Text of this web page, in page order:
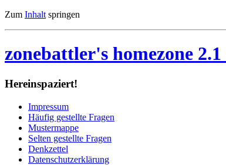
Zum Inhalt springen
zonebattler's homezone 2.1
Her­ein­spa­ziert!
Im­pres­sum
Häu­fig ge­stell­te Fra­gen
Mu­ster­map­pe
Sel­ten ge­stell­te Fra­gen
Denk­zet­tel
Da­ten­schutz­er­klä­rung